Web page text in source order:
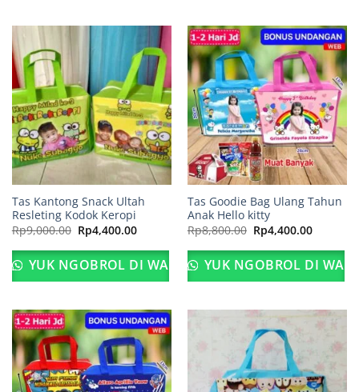
Tas Kantong Snack Ultah
Resleting Kodok Keropi
Rp9,000.00 Harga
aslinya
adalah:
Rp9,000.00.
Rp4,400.00Harga
ini
adalah:
Rp4,400.00.
YUK NGOBROL DI WA
Tas Goodie Bag Ulang Tahun
Anak Hello kitty
Rp8,800.00 Harga
aslinya
adalah:
Rp8,800.00.
Rp4,400.00Harga
ini
adalah:
YUK NGOBROL DI WA